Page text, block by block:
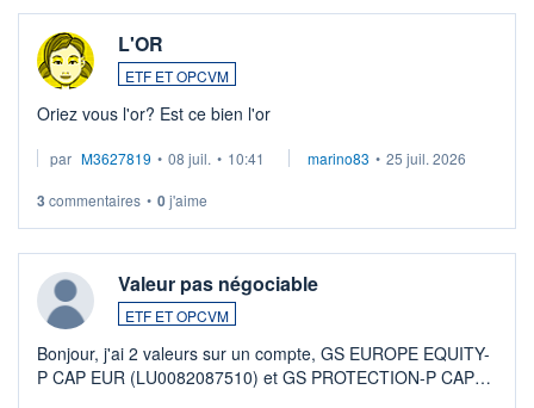
L'OR
ETF ET OPCVM
Oriez vous l'or? Est ce bien l'or
par M3627819 • 08 juil. • 10:41 marino83 • 25 juil. 2026
3 commentaires • 0j'aime
Valeur pas négociable
ETF ET OPCVM
Bonjour, j'ai 2 valeurs sur un compte, GS EUROPE EQUITY-
P CAP EUR (LU0082087510) et GS PROTECTION-P CAP